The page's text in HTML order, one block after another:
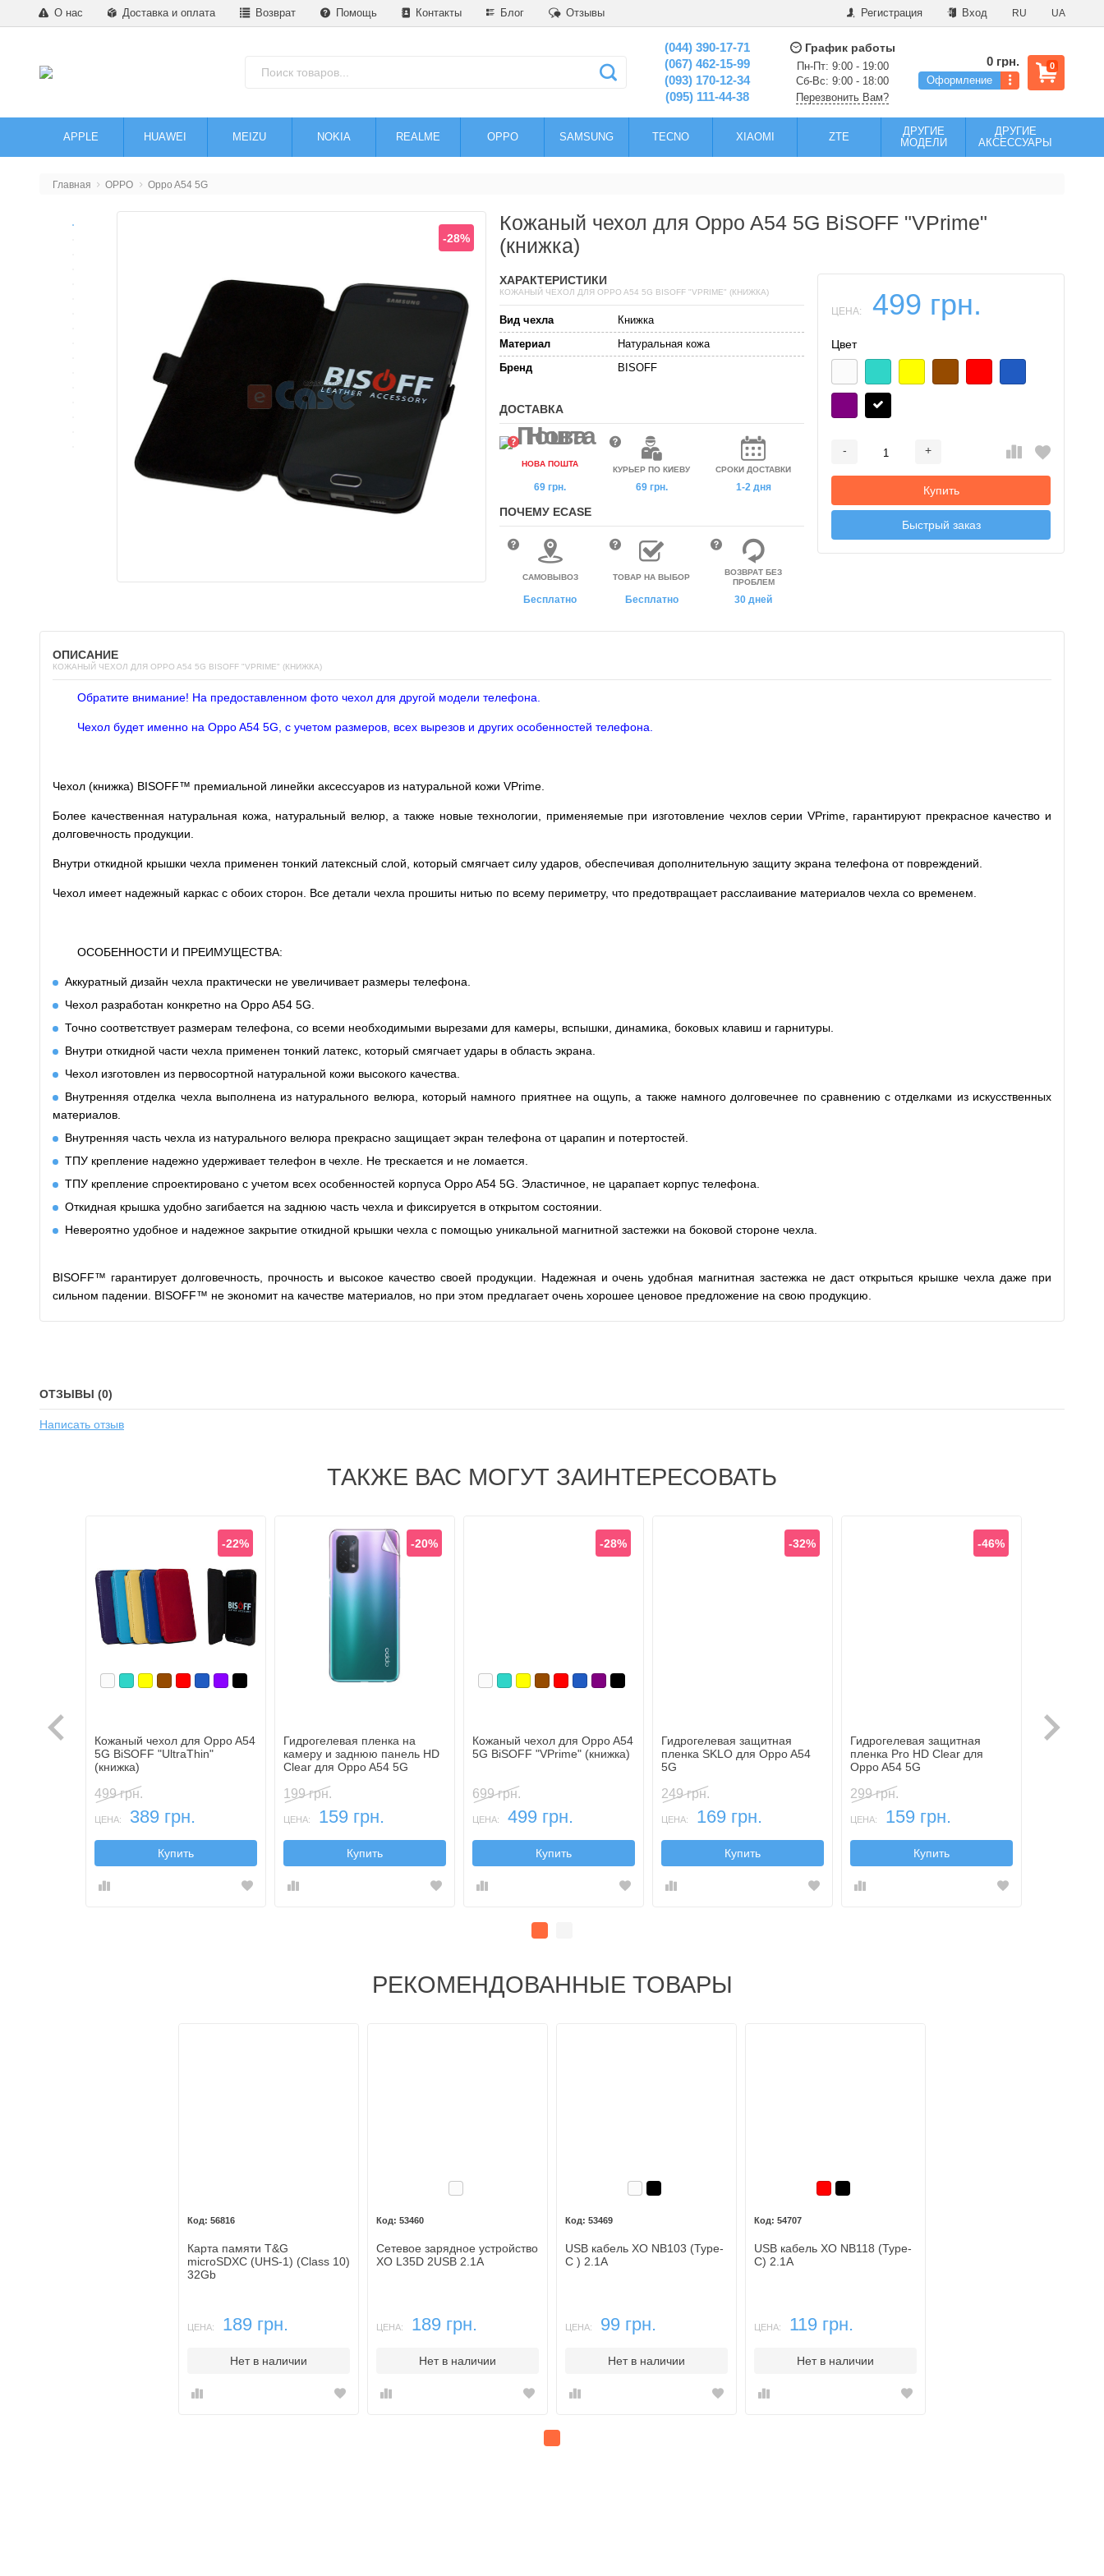
О нас Доставка и оплата Возврат Помощь Контакты Блог Отзывы Регистрация Вход RU UA
(044) 390-17-71
(067) 462-15-99
(093) 170-12-34
(095) 111-44-38
График работы
Пн-Пт: 9:00 - 19:00
Сб-Вс: 9:00 - 18:00
Перезвонить Вам?
0
0 грн.
Оформление
APPLE HUAWEI MEIZU NOKIA REALME OPPO SAMSUNG TECNO XIAOMI ZTE
ДРУГИЕ
МОДЕЛИ
ДРУГИЕ
АКСЕССУАРЫ
Главная OPPO Oppo A54 5G
-28%
Кожаный чехол для Oppo A54 5G BiSOFF "VPrime"
(книжка)
ЦЕНА: 499 грн.
Цвет
- +
Купить
Быстрый заказ
ХАРАКТЕРИСТИКИ
КОЖАНЫЙ ЧЕХОЛ ДЛЯ OPPO A54 5G BISOFF "VPRIME" (КНИЖКА)
Вид чехла
Книжка
Материал
Натуральная кожа
Бренд
BISOFF
ДОСТАВКА
НОВА ПОШТА
69 грн.
КУРЬЕР ПО КИЕВУ
69 грн.
СРОКИ ДОСТАВКИ
1-2 дня
ПОЧЕМУ ECASE
САМОВЫВОЗ
Бесплатно
ТОВАР НА ВЫБОР
Бесплатно
ВОЗВРАТ БЕЗ
ПРОБЛЕМ
30 дней
ОПИСАНИЕ
КОЖАНЫЙ ЧЕХОЛ ДЛЯ OPPO A54 5G BISOFF "VPRIME" (КНИЖКА)
Обратите внимание! На предоставленном фото чехол для другой модели телефона.
Чехол будет именно на Oppo A54 5G, с учетом размеров, всех вырезов и других особенностей телефона.
Чехол (книжка) BISOFF™ премиальной линейки аксессуаров из натуральной кожи VPrime.
Более качественная натуральная кожа, натуральный велюр, а также новые технологии, применяемые при изготовление чехлов серии VPrime, гарантируют прекрасное качество и
долговечность продукции.
Внутри откидной крышки чехла применен тонкий латексный слой, который смягчает силу ударов, обеспечивая дополнительную защиту экрана телефона от повреждений.
Чехол имеет надежный каркас с обоих сторон. Все детали чехла прошиты нитью по всему периметру, что предотвращает расслаивание материалов чехла со временем.
ОСОБЕННОСТИ И ПРЕИМУЩЕСТВА:
Аккуратный дизайн чехла практически не увеличивает размеры телефона.
Чехол разработан конкретно на Oppo A54 5G.
Точно соответствует размерам телефона, со всеми необходимыми вырезами для камеры, вспышки, динамика, боковых клавиш и гарнитуры.
Внутри откидной части чехла применен тонкий латекс, который смягчает удары в область экрана.
Чехол изготовлен из первосортной натуральной кожи высокого качества.
Внутренняя отделка чехла выполнена из натурального велюра, который намного приятнее на ощупь, а также намного долговечнее по сравнению с отделками из искусственных
материалов.
Внутренняя часть чехла из натурального велюра прекрасно защищает экран телефона от царапин и потертостей.
ТПУ крепление надежно удерживает телефон в чехле. Не трескается и не ломается.
ТПУ крепление спроектировано с учетом всех особенностей корпуса Oppo A54 5G. Эластичное, не царапает корпус телефона.
Откидная крышка удобно загибается на заднюю часть чехла и фиксируется в открытом состоянии.
Невероятно удобное и надежное закрытие откидной крышки чехла с помощью уникальной магнитной застежки на боковой стороне чехла.
BISOFF™ гарантирует долговечность, прочность и высокое качество своей продукции. Надежная и очень удобная магнитная застежка не даст открыться крышке чехла даже при
сильном падении. BISOFF™ не экономит на качестве материалов, но при этом предлагает очень хорошее ценовое предложение на свою продукцию.
ОТЗЫВЫ (0)
Написать отзыв
ТАКЖЕ ВАС МОГУТ ЗАИНТЕРЕСОВАТЬ
БелыйБирюзовый
Желтый
Коричневый
Красный
Синий, темный
Фиолетовый
Черный
-22%
Кожаный чехол для Oppo A54
5G BiSOFF "UltraThin"
(книжка)
499 грн.
ЦЕНА: 389 грн.
Купить
-20%
Гидрогелевая пленка на
камеру и заднюю панель HD
Clear для Oppo A54 5G
199 грн.
ЦЕНА: 159 грн.
Купить
БелыйБирюзовый
Желтый
Коричневый
Красный
Синий, темный
Фиолетовый, темный
Черный
-28%
Кожаный чехол для Oppo A54
5G BiSOFF "VPrime" (книжка)
699 грн.
ЦЕНА: 499 грн.
Купить
-32%
Гидрогелевая защитная
пленка SKLO для Oppo A54
5G
249 грн.
ЦЕНА: 169 грн.
Купить
-46%
Гидрогелевая защитная
пленка Pro HD Clear для
Oppo A54 5G
299 грн.
ЦЕНА: 159 грн.
Купить
РЕКОМЕНДОВАННЫЕ ТОВАРЫ
56816
Карта памяти T&G
microSDXC (UHS-1) (Class 10)
32Gb
ЦЕНА: 189 грн.
Нет в наличии
Белый
53460
Сетевое зарядное устройство
XO L35D 2USB 2.1A
ЦЕНА: 189 грн.
Нет в наличии
БелыйЧерный
53469
USB кабель XO NB103 (Type-
C ) 2.1A
ЦЕНА: 99 грн.
Нет в наличии
Красный
Черный
54707
USB кабель XO NB118 (Type-
C) 2.1A
ЦЕНА: 119 грн.
Нет в наличии